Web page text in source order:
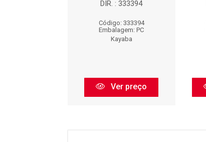
DIR. : 333394
Código: 333394
Embalagem: PC
Kayaba
Ver preço